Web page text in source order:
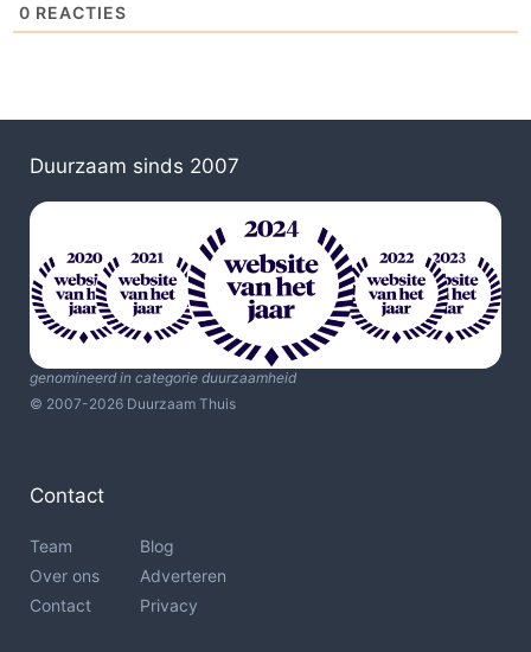
0 REACTIES
Duurzaam sinds 2007
genomineerd in categorie duurzaamheid
© 2007-2026 Duurzaam Thuis
Contact
Team
Over ons
Contact
Blog
Adverteren
Privacy